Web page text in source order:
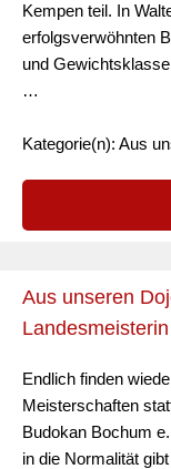
Kempen teil. In
erfolgsverwöhnten
und
…
Kategorie(n): Aus
Aus unseren
Endlich finden
Meisterschaften
Budokan Bochum
in die Normalität